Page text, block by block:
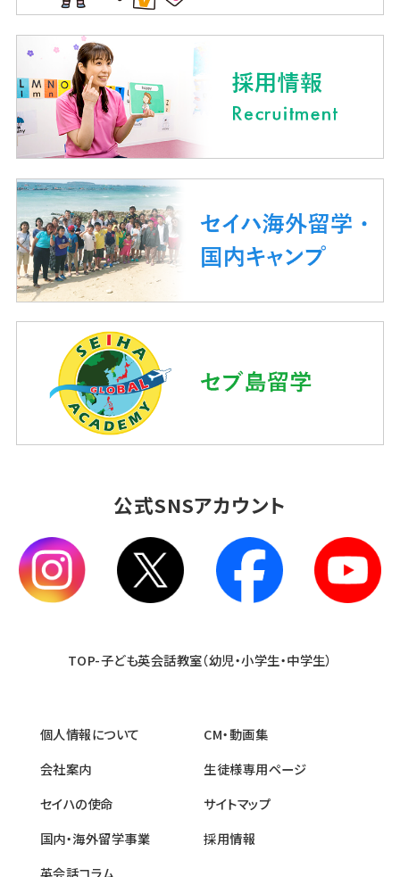
公式SNSアカウント
TOP-子ども英会話教室（幼児・小学生・中学生）
個人情報について
会社案内
セイハの使命
国内・海外留学事業
英会話コラム
CM・動画集
生徒様専用ページ
サイトマップ
採用情報